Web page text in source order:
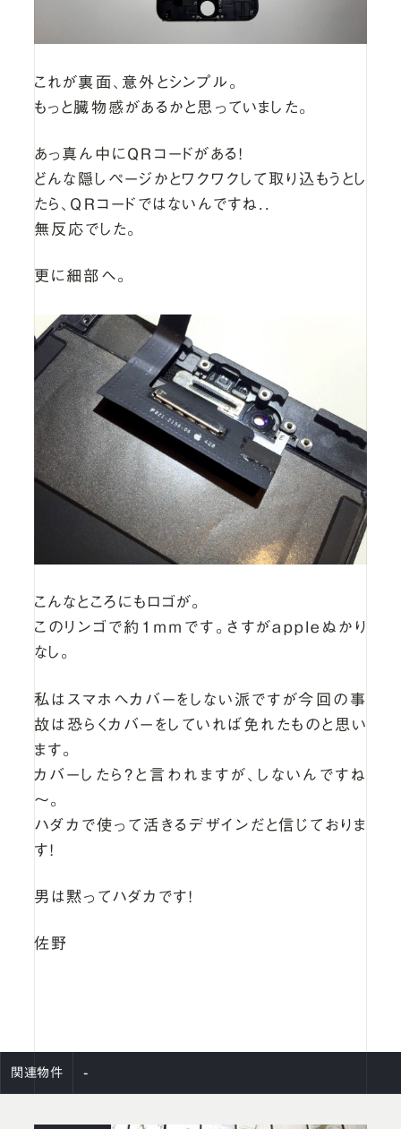
これが裏面、意外とシンプル。
もっと臓物感があるかと思っていました。
あっ真ん中にQRコードがある！
どんな隠しページかとワクワクして取り込もうとし
たら、QRコードではないんですね..
無反応でした。
更に細部へ。
こんなところにもロゴが。
このリンゴで約１ｍｍです。さすがappleぬかり
なし。
私はスマホへカバーをしない派ですが今回の事
故は恐らくカバーをしていれば免れたものと思い
ます。
カバーしたら？と言われますが、しないんですね
～。
ハダカで使って活きるデザインだと信じておりま
す！
男は黙ってハダカです！
佐野
関連物件 -